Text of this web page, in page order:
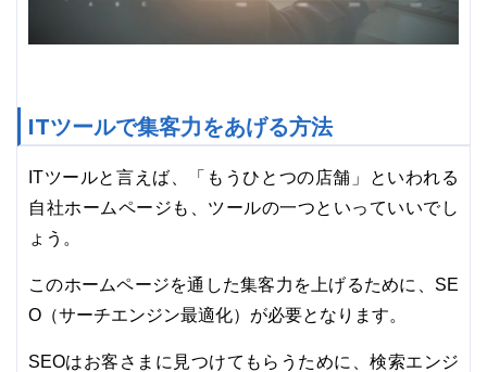
ITツールで集客力をあげる方法
ITツールと言えば、「もうひとつの店舗」といわれる
自社ホームページも、ツールの一つといっていいでし
ょう。
このホームページを通した集客力を上げるために、SE
O（サーチエンジン最適化）が必要となります。
SEOはお客さまに見つけてもらうために、検索エンジ